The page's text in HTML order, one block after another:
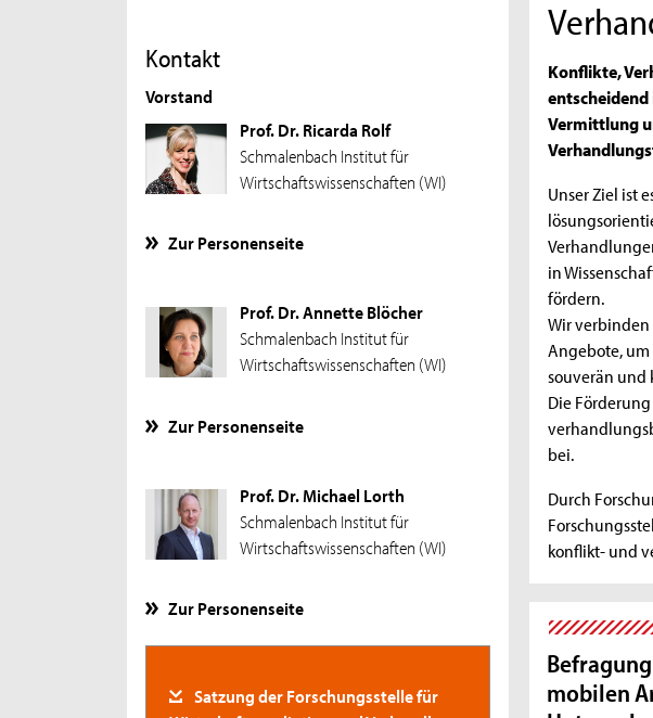
Kontakt
Vorstand
Prof. Dr. Ricarda Rolf
Schmalenbach Institut für
Wirtschaftswissenschaften (WI)
Zur Personenseite
Prof. Dr. Annette Blöcher
Schmalenbach Institut für
Wirtschaftswissenschaften (WI)
Zur Personenseite
Prof. Dr. Michael Lorth
Schmalenbach Institut für
Wirtschaftswissenschaften (WI)
Zur Personenseite
Satzung der Forschungsstelle für
Konflikte,
Vermittlung
Unser Ziel ist
in
fördern.
Wir
Angebote,
souverän und
Die
bei.
Durch
konflikt- und
mobilen